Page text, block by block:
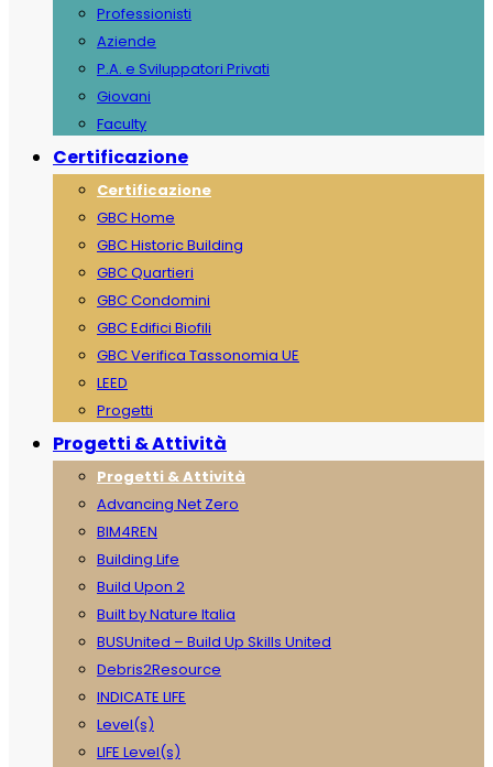
Professionisti
Aziende
P.A. e Sviluppatori Privati
Giovani
Faculty
Certificazione
Certificazione
GBC Home
GBC Historic Building
GBC Quartieri
GBC Condomini
GBC Edifici Biofili
GBC Verifica Tassonomia UE
LEED
Progetti
Progetti & Attività
Progetti & Attività
Advancing Net Zero
BIM4REN
Building Life
Build Upon 2
Built by Nature Italia
BUSUnited – Build Up Skills United
Debris2Resource
INDICATE LIFE
Level(s)
LIFE Level(s)